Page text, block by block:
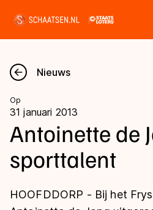
Nieuws
Kalender
Disciplines
Langebaan
Uitslagen
Nieuws
Op
31 januari 2013
Antoinette de
sporttalent
HOOFDDORP - Bij het